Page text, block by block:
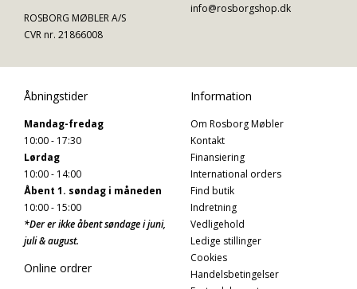
ROSBORG MØBLER A/S
CVR nr. 21866008
info@rosborgshop.dk
Åbningstider
Mandag-fredag
10:00 - 17:30
Lørdag
10:00 - 14:00
Åbent 1. søndag i måneden
10:00 - 15:00
*Der er ikke åbent søndage i juni,
juli & august.
Online ordrer
Information
Om Rosborg Møbler
Kontakt
Finansiering
International orders
Find butik
Indretning
Vedligehold
Ledige stillinger
Cookies
Handelsbetingelser